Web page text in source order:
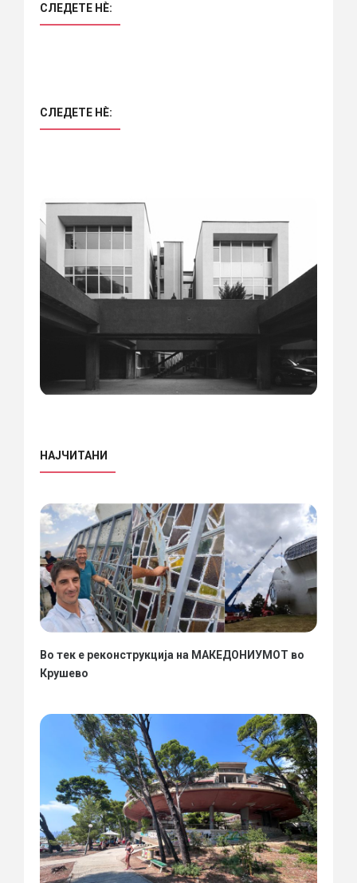
СЛЕДЕТЕ НÈ:
СЛЕДЕТЕ НÈ:
НАЈЧИТАНИ
Во тек е реконструкција на МАКЕДОНИУМОТ во
Крушево